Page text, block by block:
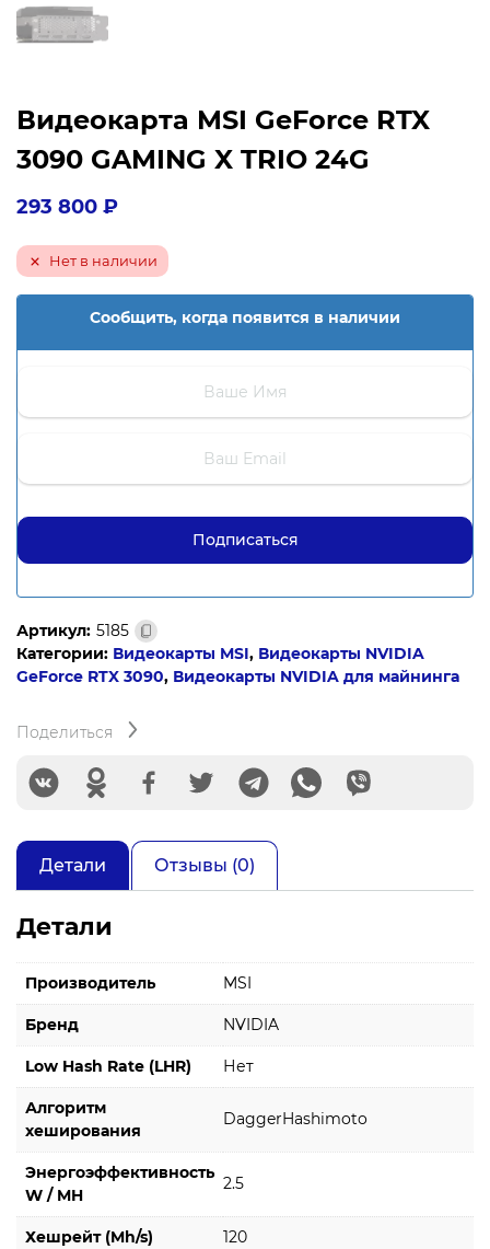
Видеокарта MSI GeForce RTX
3090 GAMING X TRIO 24G
293 800 ₽
Нет в наличии
Сообщить, когда появится в наличии
Артикул: 5185
Категории: Видеокарты MSI, Видеокарты NVIDIA
GeForce RTX 3090, Видеокарты NVIDIA для майнинга
Поделиться
Детали Отзывы (0)
Детали
Производитель MSI
Бренд NVIDIA
Low Hash Rate (LHR) Нет
Алгоритм
хеширования
DaggerHashimoto
Энергоэффективность
W / MH
2.5
Хешрейт (Mh/s) 120